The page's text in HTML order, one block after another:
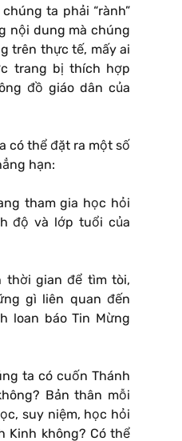
ta phải “rành”
nội dung mà chúng
trên thực tế, mấy ai
trang bị thích hợp
đồ giáo dân của
có thể đặt ra một số
hạn:
tham gia học hỏi
độ và lớp tuổi của
thời gian để tìm tòi,
gì liên quan đến
loan báo Tin Mừng
ta có cuốn Thánh
Bản thân mỗi
suy niệm, học hỏi
Kinh không? Có thể